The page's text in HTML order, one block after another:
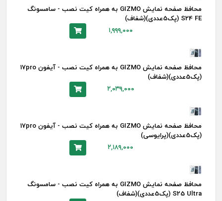
محافظ صفحه نمایش GIZMO به همراه کیت نصب - سامسونگ
S24 FE (پک5عددی)(شفاف)
۱,۹۹۹,۰۰۰
محافظ صفحه نمایش GIZMO به همراه کیت نصب - آیفون 17pro
(پک5عددی)(شفاف)
۲,۰۳۹,۰۰۰
محافظ صفحه نمایش GIZMO به همراه کیت نصب - آیفون 17pro
(پک5عددی)(پرایوسی)
۲,۱۸۹,۰۰۰
محافظ صفحه نمایش GIZMO به همراه کیت نصب - سامسونگ
S25 Ultra (پک5عددی)(شفاف)